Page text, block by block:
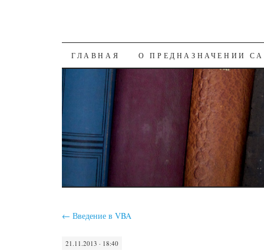
SKIP
CONTENT
ГЛАВНАЯ О ПРЕДНАЗНАЧЕНИИ
← Введение в VBA
21.11.2013 · 18:40